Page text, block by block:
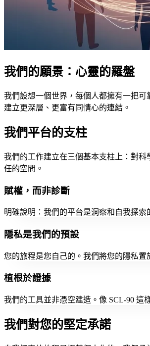
我們的願景：心靈的羅盤
我們設想一個世界，每個人都擁有一把可
建立更深層、更富有同情心的連結。
我們平台的支柱
我們的工作建立在三個基本支柱上：對
任的空間。
賦權，而非診斷
明確說明：我們的平台是洞察和自我探
隱私是我們的預設
您的旅程是您自己的。我們將您的隱私
植根於證據
我們的工具並非憑空建造。像 SCL-90 這
我們對您的堅定承諾